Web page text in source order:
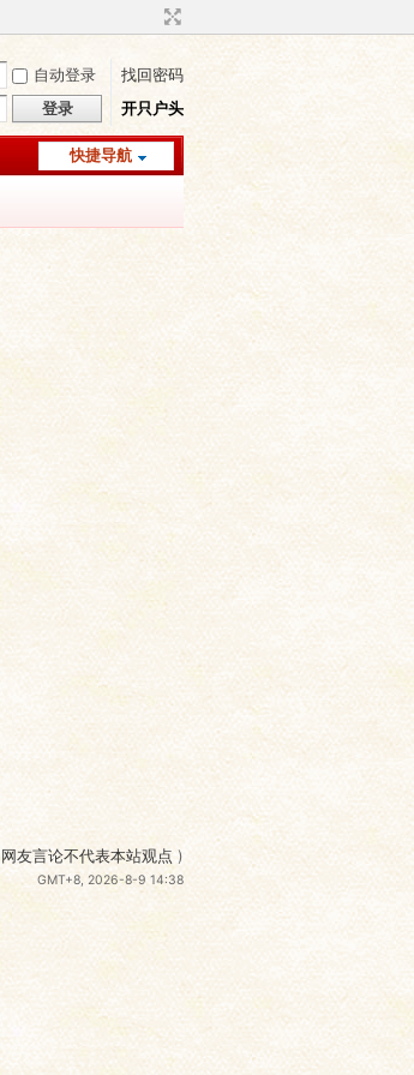
自动登录
找回密码
登录 开只户头
快捷导航
网友言论不代表本站观点 )
GMT+8, 2026-8-9 14:38